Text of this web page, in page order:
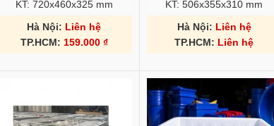
KT: 720x460x325 mm
Hà Nội: Liên hệ
TP.HCM: 159.000 ₫
KT: 506x355x310 mm
Hà Nội: Liên hệ
TP.HCM: Liên hệ